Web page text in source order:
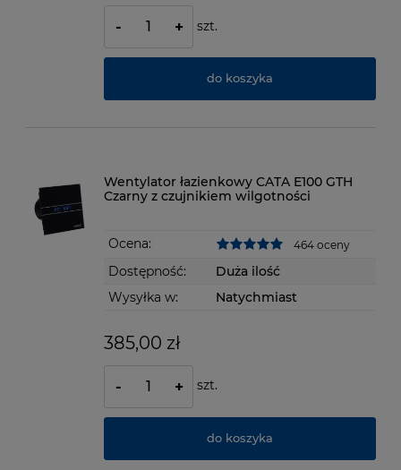
- + szt.
do koszyka
Wentylator łazienkowy CATA E100 GTH
Czarny z czujnikiem wilgotności
Ocena: 464 oceny
Dostępność:
Duża ilość
Wysyłka w:
Natychmiast
385,00 zł
- + szt.
do koszyka